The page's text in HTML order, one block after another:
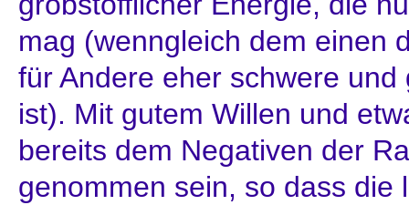
mag (wenngleich dem einen
für Andere eher schwere
ist). Mit gutem Willen und
bereits dem Negativen der
genommen sein, so dass die